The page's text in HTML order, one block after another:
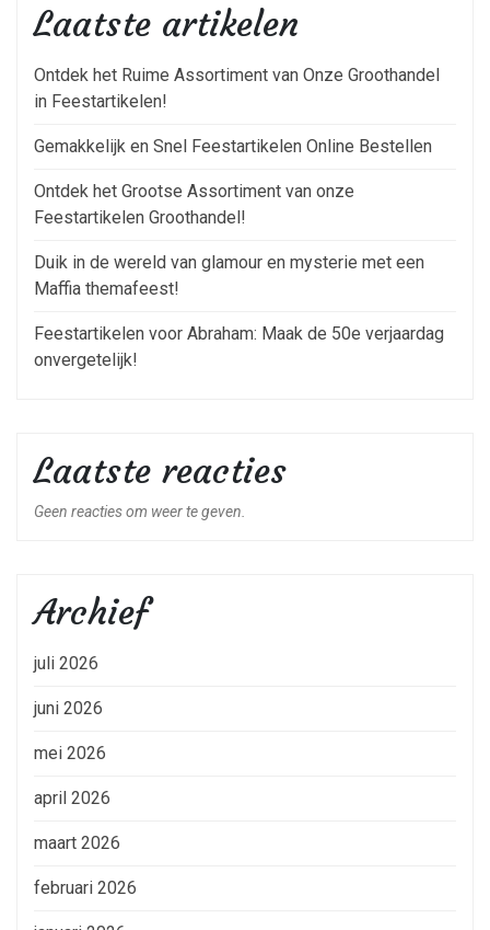
Laatste artikelen
Ontdek het Ruime Assortiment van Onze Groothandel
in Feestartikelen!
Gemakkelijk en Snel Feestartikelen Online Bestellen
Ontdek het Grootse Assortiment van onze
Feestartikelen Groothandel!
Duik in de wereld van glamour en mysterie met een
Maffia themafeest!
Feestartikelen voor Abraham: Maak de 50e verjaardag
onvergetelijk!
Laatste reacties
Geen reacties om weer te geven.
Archief
juli 2026
juni 2026
mei 2026
april 2026
maart 2026
februari 2026